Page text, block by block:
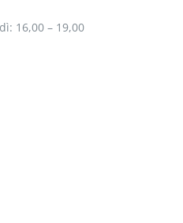
16,00 – 19,00